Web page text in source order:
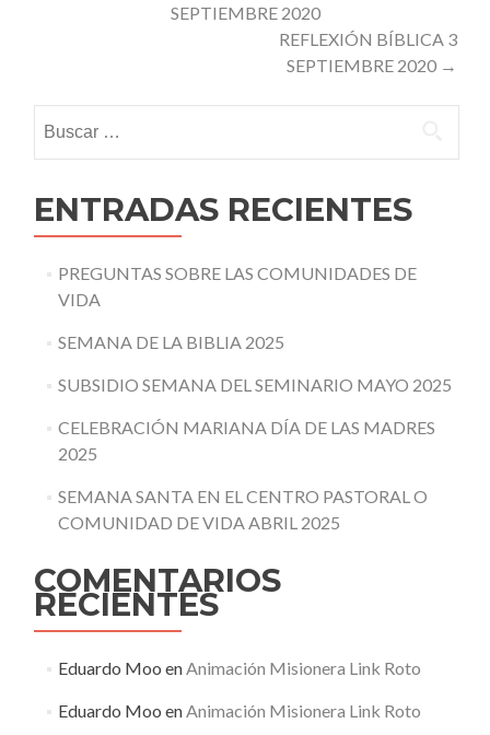
navigationSEPTIEMBRE 2020
REFLEXIÓN BÍBLICA 3
SEPTIEMBRE 2020 →
ENTRADAS RECIENTES
PREGUNTAS SOBRE LAS COMUNIDADES DE
VIDA
SEMANA DE LA BIBLIA 2025
SUBSIDIO SEMANA DEL SEMINARIO MAYO 2025
CELEBRACIÓN MARIANA DÍA DE LAS MADRES
2025
SEMANA SANTA EN EL CENTRO PASTORAL O
COMUNIDAD DE VIDA ABRIL 2025
COMENTARIOS
RECIENTES
Eduardo Moo enAnimación Misionera Link Roto
Eduardo Moo enAnimación Misionera Link Roto